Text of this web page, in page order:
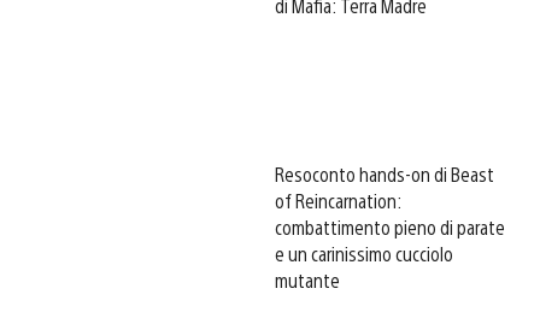
di Mafia: Terra Madre
Resoconto hands-on di Beast
of Reincarnation:
combattimento pieno di parate
e un carinissimo cucciolo
mutante